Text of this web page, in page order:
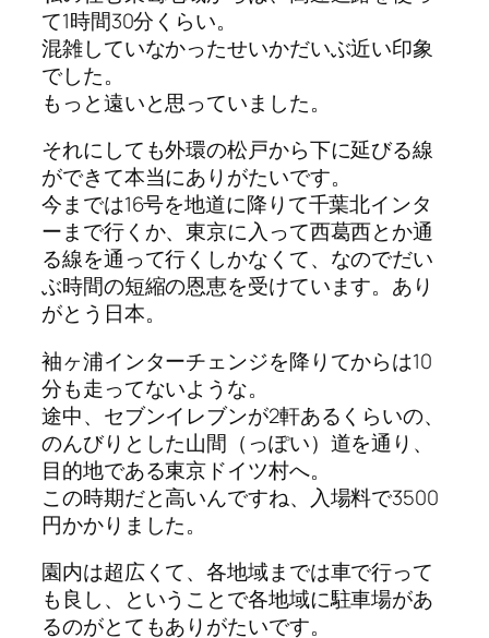
て1時間30分くらい。
混雑していなかったせいかだいぶ近い印象
でした。
もっと遠いと思っていました。
それにしても外環の松戸から下に延びる線
ができて本当にありがたいです。
今までは16号を地道に降りて千葉北インタ
ーまで行くか、東京に入って西葛西とか通
る線を通って行くしかなくて、なのでだい
ぶ時間の短縮の恩恵を受けています。あり
がとう日本。
袖ヶ浦インターチェンジを降りてからは10
分も走ってないような。
途中、セブンイレブンが2軒あるくらいの、
のんびりとした山間（っぽい）道を通り、
目的地である東京ドイツ村へ。
この時期だと高いんですね、入場料で3500
円かかりました。
園内は超広くて、各地域までは車で行って
も良し、ということで各地域に駐車場があ
るのがとてもありがたいです。